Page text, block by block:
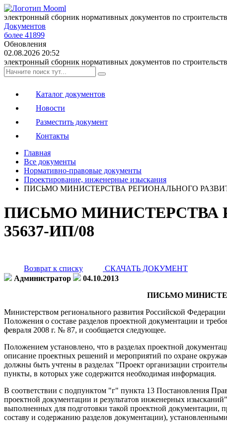
электронный сборник нормативных документов по
Документов
более 41899
Обновления
02.08.2026 20:52
электронный сборник нормативных документов по
Каталог документов
Новости
Разместить документ
Контакты
Главная
Все документы
Нормативно-правовые документы
Проектирование, инженерные изыскания
ПИСЬМО МИНИСТЕРСТВА РЕГИОНАЛЬНОГО РАЗВИТИЯ
ПИСЬМО МИНИСТЕРСТВА
35637-ИП/08
Возврат к списку
СКАЧАТЬ ДОКУМЕНТ
Администратор
04.10.2013
ПИСЬМО
Министерством регионального развития Российской
Положения о составе разделов проектной документации и
февраля 2008 г. № 87, и сообщается следующее.
Положением установлено, что в разделах проектной
описание проектных решений и мероприятий по охране
должны быть учтены в разделах "Проект организации
пункты, в которых уже содержится необходимая информация.
В соответствии с подпунктом "г" пункта 13 Постановления
проектной документации и результатов инженерных
выполненных для подготовки такой проектной документации,
составу и содержанию разделов документации),